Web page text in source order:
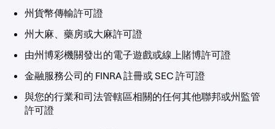
州貨幣傳輸許可證
州大麻、藥房或大麻許可證
由州博彩機關發出的電子遊戲或線上賭博許可證
金融服務公司的 FINRA 註冊或 SEC 許可證
與您的行業和司法管轄區相關的任何其他聯邦或州監管
許可證